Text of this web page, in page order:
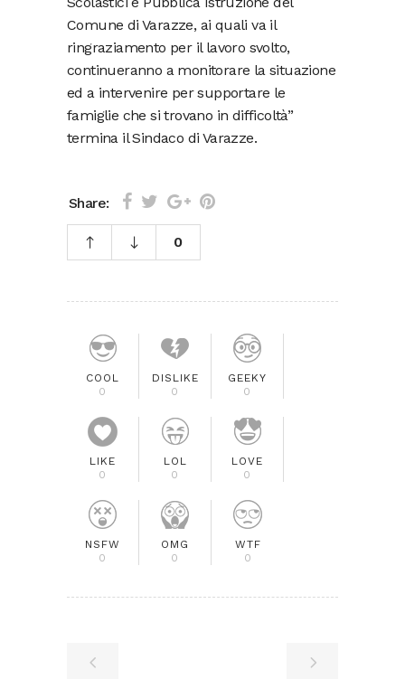
Comune di Varazze, ai quali va il
ringraziamento per il lavoro svolto,
continueranno a monitorare la situazione
ed a intervenire per supportare le
famiglie che si trovano in difficoltà”
termina il Sindaco di Varazze.
Share:
0
COOL
0
DISLIKE
0
GEEKY
0
LIKE
0
LOL
0
LOVE
0
NSFW
0
OMG
0
WTF
0